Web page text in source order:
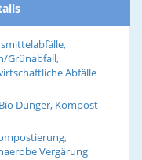
Grünabfall,
Abfälle
Dünger, Kompost
Vergärung